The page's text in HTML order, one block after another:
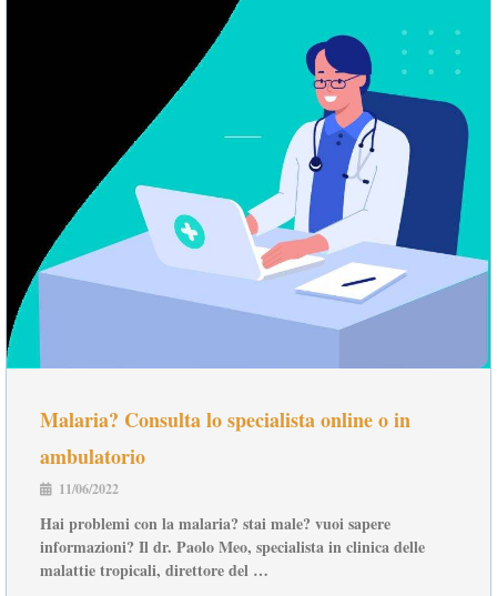
Malaria? Consulta lo specialista online o in
ambulatorio
11/06/2022
Hai problemi con la malaria? stai male? vuoi sapere
informazioni? Il dr. Paolo Meo, specialista in clinica delle
malattie tropicali, direttore del …